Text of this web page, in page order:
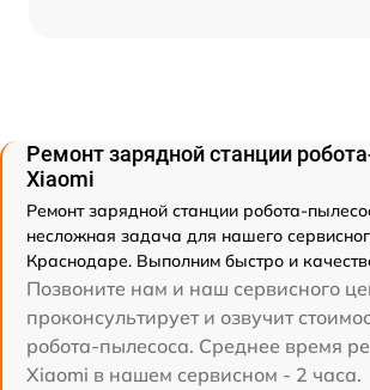
Ремонт зарядной станции
Xiaomi
Ремонт зарядной станции робота-
несложная задача для нашего
Краснодаре. Выполним быстро и
Позвоните нам и наш сервисного
проконсультирует и озвучит
робота-пылесоса. Среднее время
Xiaomi в нашем сервисном - 2 часа.